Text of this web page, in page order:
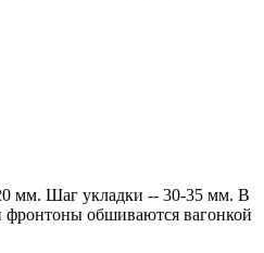
мм. Шаг укладки -- 30-35 мм. В
фронтоны обшиваются вагонкой